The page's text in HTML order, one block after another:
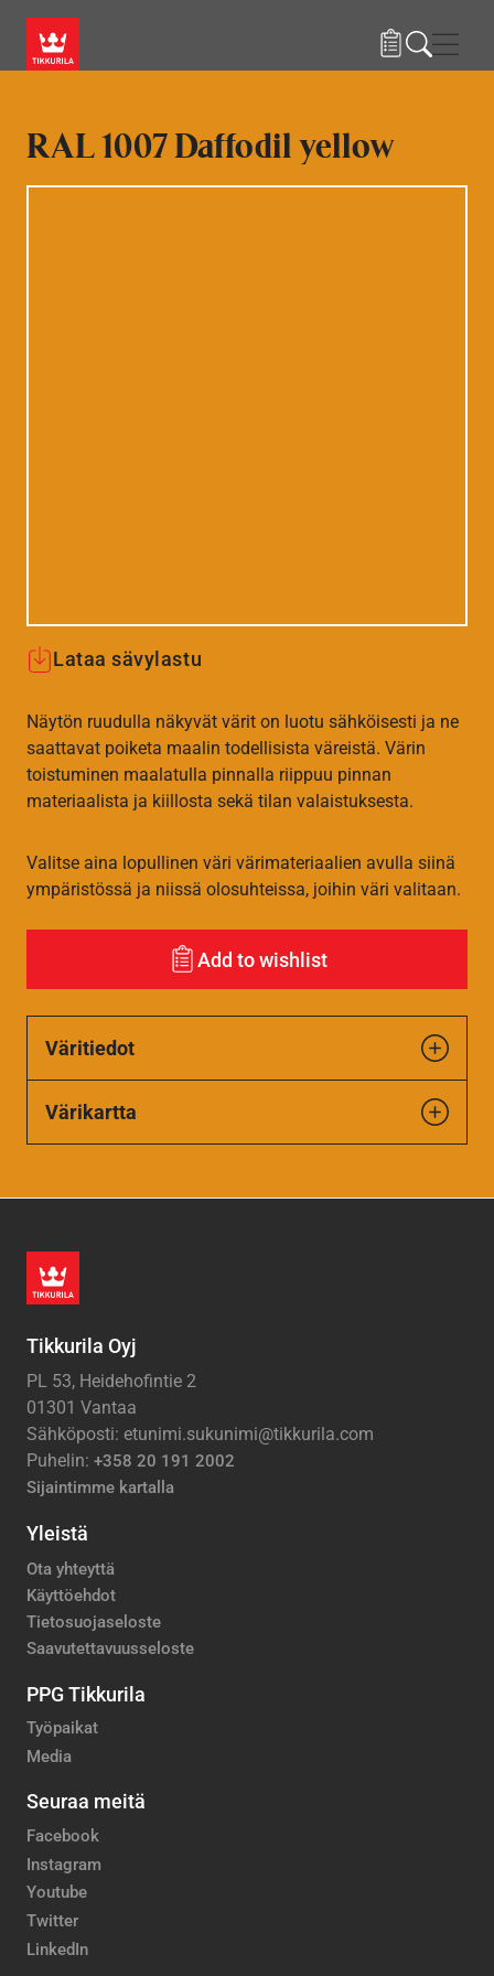
RAL 1007 Daffodil yellow
Lataa sävylastu
Näytön ruudulla näkyvät värit on luotu sähköisesti ja ne
saattavat poiketa maalin todellisista väreistä. Värin
toistuminen maalatulla pinnalla riippuu pinnan
materiaalista ja kiillosta sekä tilan valaistuksesta.
Valitse aina lopullinen väri värimateriaalien avulla siinä
ympäristössä ja niissä olosuhteissa, joihin väri valitaan.
Add to wishlist
Väritiedot
Värikartta
Tikkurila Oyj
PL 53, Heidehofintie 2
01301 Vantaa
Sähköposti: etunimi.sukunimi@tikkurila.com
Puhelin: +358 20 191 2002
Sijaintimme kartalla
Yleistä
Ota yhteyttä
Käyttöehdot
Tietosuojaseloste
Saavutettavuusseloste
PPG Tikkurila
Työpaikat
Media
Seuraa meitä
Facebook
Instagram
Youtube
Twitter
LinkedIn